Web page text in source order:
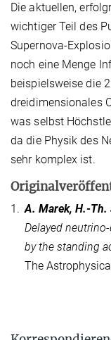
Die aktuellen,
wichtiger Teil des
Supernova-
noch eine Menge
beispielsweise die
dreidimensionales
was selbst
da die Physik des
sehr komplex ist.
1. A. Marek, H.-Th.
Delayed
by the standing
The